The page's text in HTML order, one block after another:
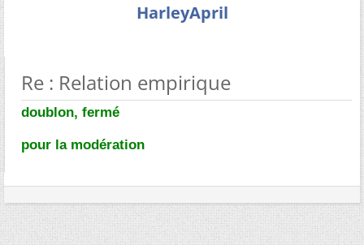
HarleyApril
Re : Relation empirique
doublon, fermé
pour la modération